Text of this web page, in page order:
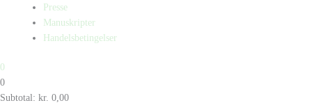
Presse
Manuskripter
Handelsbetingelser
0
0
Subtotal: kr. 0,00